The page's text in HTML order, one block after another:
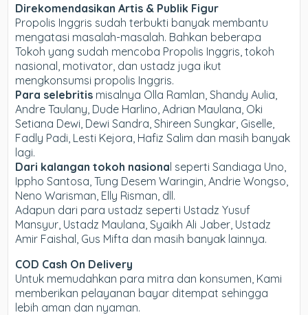
Direkomendasikan Artis & Publik Figur
Propolis Inggris sudah terbukti banyak membantu
mengatasi masalah-masalah. Bahkan beberapa
Tokoh yang sudah mencoba Propolis Inggris, tokoh
nasional, motivator, dan ustadz juga ikut
mengkonsumsi propolis Inggris.
Para selebritis misalnya Olla Ramlan, Shandy Aulia,
Andre Taulany, Dude Harlino, Adrian Maulana, Oki
Setiana Dewi, Dewi Sandra, Shireen Sungkar, Giselle,
Fadly Padi, Lesti Kejora, Hafiz Salim dan masih banyak
lagi.
Dari kalangan tokoh nasional seperti Sandiaga Uno,
Ippho Santosa, Tung Desem Waringin, Andrie Wongso,
Neno Warisman, Elly Risman, dll.
Adapun dari para ustadz seperti Ustadz Yusuf
Mansyur, Ustadz Maulana, Syaikh Ali Jaber, Ustadz
Amir Faishal, Gus Mifta dan masih banyak lainnya.
COD Cash On Delivery
Untuk memudahkan para mitra dan konsumen, Kami
memberikan pelayanan bayar ditempat sehingga
lebih aman dan nyaman.